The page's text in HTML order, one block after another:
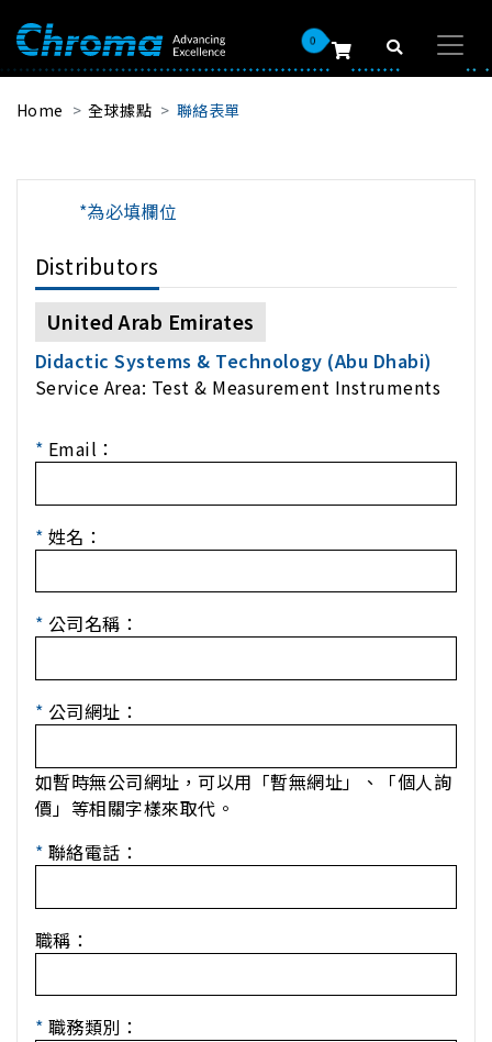
0
Home 全球據點 聯絡表單
*為必填欄位
Distributors
United Arab Emirates
Didactic Systems & Technology (Abu Dhabi)
Service Area: Test & Measurement Instruments
* Email：
* 姓名：
* 公司名稱：
* 公司網址：
如暫時無公司網址，可以用「暫無網址」、「個人詢
價」等相關字樣來取代。
* 聯絡電話：
職稱：
* 職務類別：